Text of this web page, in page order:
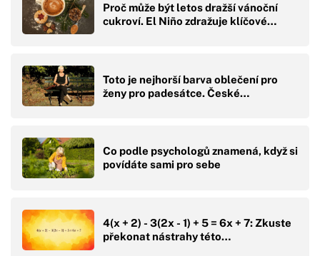
Proč může být letos dražší vánoční
cukroví. El Niño zdražuje klíčové…
Toto je nejhorší barva oblečení pro
ženy pro padesátce. České…
Co podle psychologů znamená, když si
povídáte sami pro sebe
4(x + 2) - 3(2x - 1) + 5 = 6x + 7: Zkuste
překonat nástrahy této…